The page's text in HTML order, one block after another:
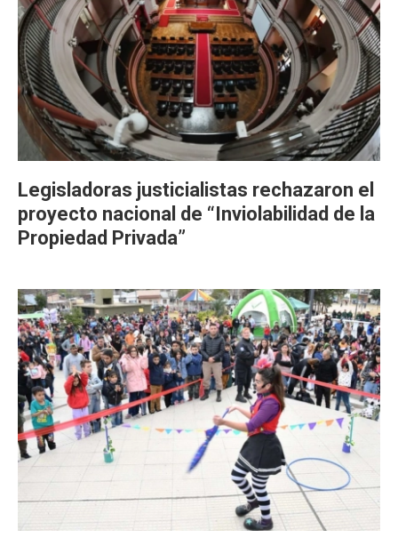
Legisladoras justicialistas rechazaron el
proyecto nacional de “Inviolabilidad de la
Propiedad Privada”